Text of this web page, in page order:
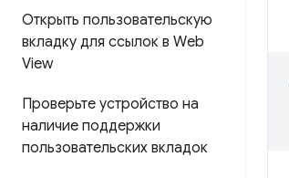
Открыть пользовательскую
вкладку для ссылок в Web
View
Проверьте устройство на
наличие поддержки
пользовательских вкладок